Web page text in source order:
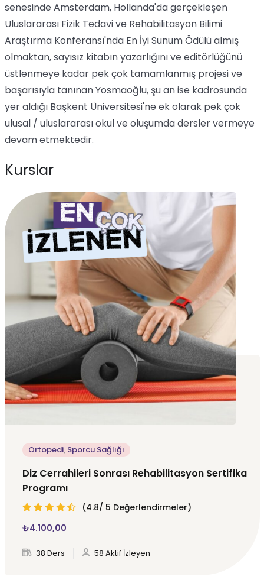
senesinde Amsterdam, Hollanda'da gerçekleşen
Uluslararası Fizik Tedavi ve Rehabilitasyon Bilimi
Araştırma Konferansı'nda En İyi Sunum Ödülü almış
olmaktan, sayısız kitabın yazarlığını ve editörlüğünü
üstlenmeye kadar pek çok tamamlanmış projesi ve
başarısıyla tanınan Yosmaoğlu, şu an ise kadrosunda
yer aldığı Başkent Üniversitesi'ne ek olarak pek çok
ulusal / uluslararası okul ve oluşumda dersler vermeye
devam etmektedir.
Kurslar
Ortopedi, Sporcu Sağlığı
Diz Cerrahileri Sonrası Rehabilitasyon Sertifika
Programı
(4.8/ 5 Değerlendirmeler)
₺4.100,00
38 Ders 58 Aktif İzleyen